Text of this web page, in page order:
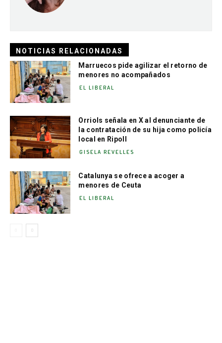
NOTICIAS RELACIONADAS
Marruecos pide agilizar el retorno de
menores no acompañados
EL LIBERAL
Orriols señala en X al denunciante de
la contratación de su hija como policía
local en Ripoll
GISELA REVELLES
Catalunya se ofrece a acoger a
menores de Ceuta
EL LIBERAL